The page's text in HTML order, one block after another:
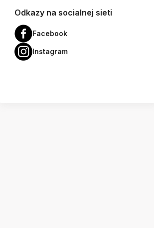
Odkazy na socialnej sieti
Facebook
Instagram